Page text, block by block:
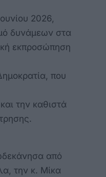
2026,
δυνάμεων στα
εκπροσώπηση
που
την καθιστά
από
την κ. Μίκα